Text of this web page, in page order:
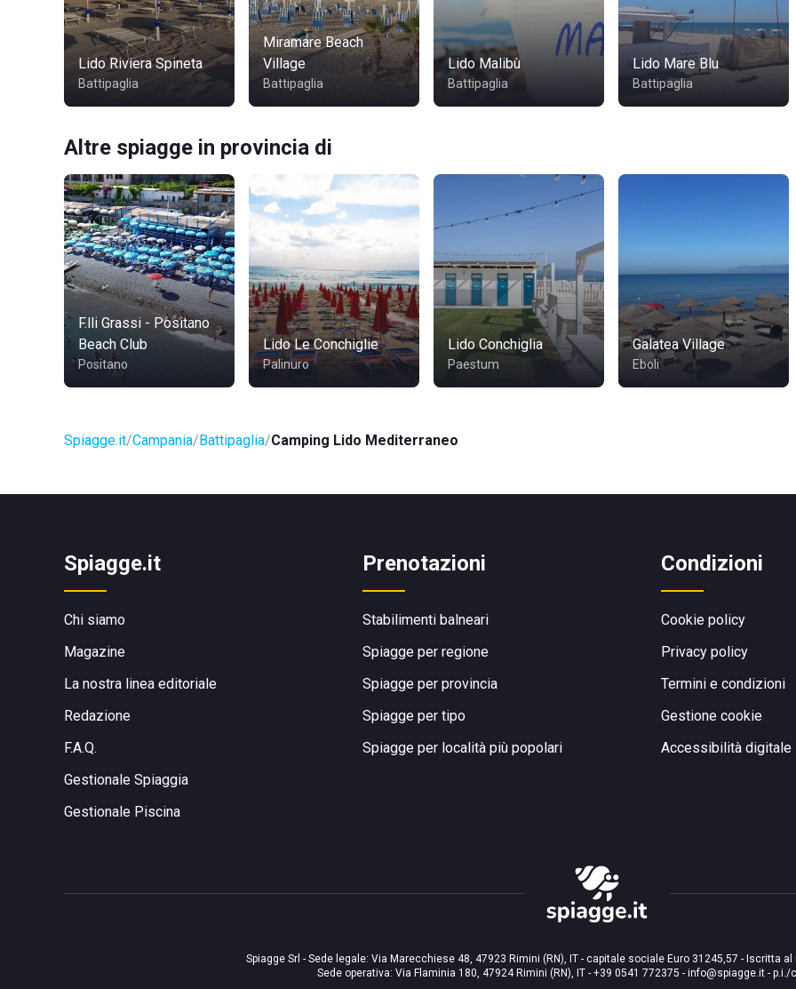
Lido Riviera Spineta
Battipaglia
Miramare Beach
Village
Battipaglia
Lido Malibù
Battipaglia
Lido Mare Blu
Battipaglia
Altre spiagge in provincia di
F.lli Grassi - Positano
Beach Club
Positano
Lido Le Conchiglie
Palinuro
Lido Conchiglia
Paestum
Galatea Village
Eboli
Spiagge.it Campania Battipaglia Camping Lido Mediterraneo
Spiagge.it
Chi siamo
Magazine
La nostra linea editoriale
Redazione
F.A.Q.
Gestionale Spiaggia
Gestionale Piscina
Prenotazioni
Stabilimenti balneari
Spiagge per regione
Spiagge per provincia
Spiagge per tipo
Spiagge per località più popolari
Condizioni
Cookie policy
Privacy policy
Termini e condizioni
Gestione cookie
Accessibilità digitale
Spiagge Srl - Sede legale: Via Marecchiese 48, 47923 Rimini (RN), IT - capitale sociale Euro 31245,57 - Iscritta
Sede operativa: Via Flaminia 180, 47924 Rimini (RN), IT - +39 0541 772375 - info@spiagge.it - p.i./